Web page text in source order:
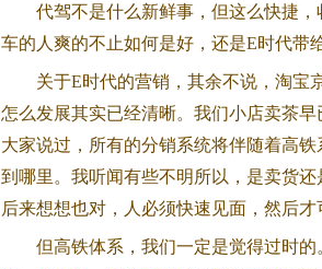
代驾不是什么新鲜事，但这么快捷
车的人爽的不止如何是好，还是E时代带
关于E时代的营销，其余不说，淘宝
怎么发展其实已经清晰。我们小店卖茶
大家说过，所有的分销系统将伴随着高
到哪里。我听闻有些不明所以，是卖货
后来想想也对，人必须快速见面，然后才
但高铁体系，我们一定是觉得过时